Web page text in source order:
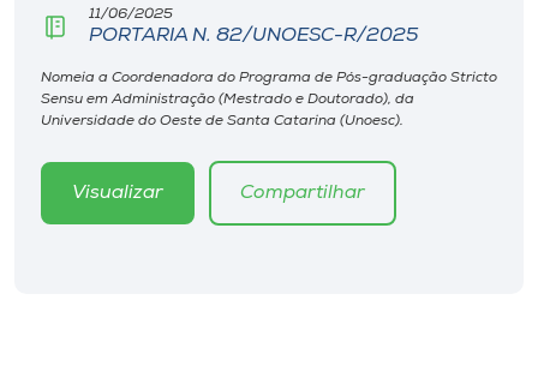
Biblioteca
Editora
Rádio
11/06/2025
PORTARIA N. 82/UNOESC-R/2025
Nomeia a Coordenadora do Programa de Pós-graduação Stricto
Sensu em Administração (Mestrado e Doutorado), da
Universidade do Oeste de Santa Catarina (Unoesc).
Visualizar Compartilhar